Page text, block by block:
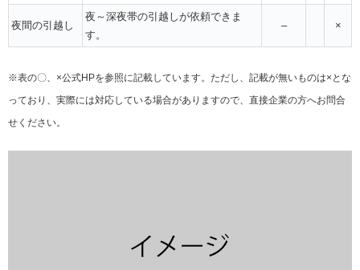
夜間の引越し
夜～深夜帯の引越しが依頼できま
す。
– ×
※表の〇、×公式HPを参照に記載しています。ただし、記載が無いものは×とな
っており、実際には対応している場合がありますので、直接企業の方へお問合
せください。